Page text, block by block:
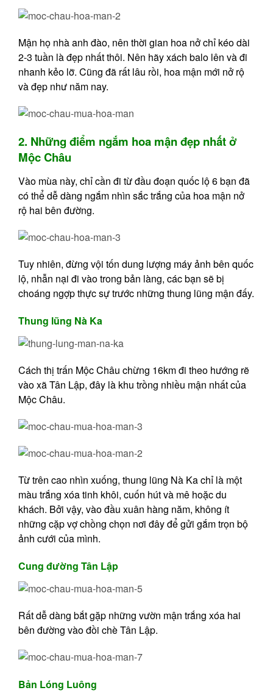
Mận họ nhà anh đào, nên thời gian hoa nở chỉ kéo dài
2-3 tuần là đẹp nhất thôi. Nên hãy xách balo lên và đi
nhanh kẻo lỡ. Cũng đã rất lâu rồi, hoa mận mới nở rộ
và đẹp như năm nay.
2. Những điểm ngắm hoa mận đẹp nhất ở
Mộc Châu
Vào mùa này, chỉ cần đi từ đầu đoạn quốc lộ 6 bạn đã
có thể dễ dàng ngắm nhìn sắc trắng của hoa mận nở
rộ hai bên đường.
Tuy nhiên, đừng vội tốn dung lượng máy ảnh bên quốc
lộ, nhẫn nại đi vào trong bản làng, các bạn sẽ bị
choáng ngợp thực sự trước những thung lũng mận đấy.
Thung lũng Nà Ka
Cách thị trấn Mộc Châu chừng 16km đi theo hướng rẽ
vào xã Tân Lập, đây là khu trồng nhiều mận nhất của
Mộc Châu.
Từ trên cao nhìn xuống, thung lũng Nà Ka chỉ là một
màu trắng xóa tinh khôi, cuốn hút và mê hoặc du
khách. Bởi vậy, vào đầu xuân hàng năm, không ít
những cặp vợ chồng chọn nơi đây để gửi gắm trọn bộ
ảnh cưới của mình.
Cung đường Tân Lập
Rất dễ dàng bắt gặp những vườn mận trắng xóa hai
bên đường vào đồi chè Tân Lập.
Bản Lóng Luông